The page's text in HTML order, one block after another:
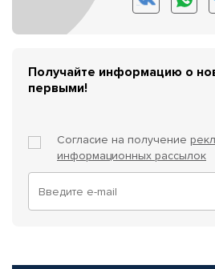
Получайте информацию о
первыми!
Согласие на получение
информационных рассылок